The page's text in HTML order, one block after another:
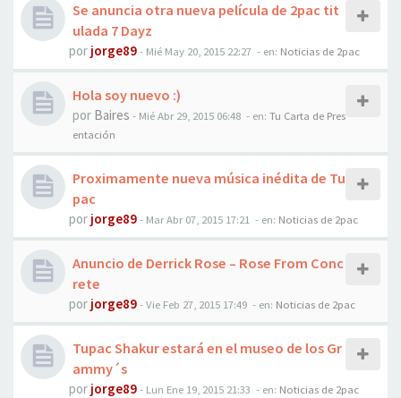
Se anuncia otra nueva película de 2pac tit
ulada 7 Dayz
por jorge89- Mié May 20, 2015 22:27 - en: Noticias de 2pac
Hola soy nuevo :)
por Baires - Mié Abr 29, 2015 06:48 - en: Tu Carta de Pres
entación
Proximamente nueva música inédita de Tu
pac
por jorge89- Mar Abr 07, 2015 17:21 - en: Noticias de 2pac
Anuncio de Derrick Rose – Rose From Conc
rete
por jorge89-Vie Feb 27, 2015 17:49 - en: Noticias de 2pac
Tupac Shakur estará en el museo de los Gr
ammy´s
por jorge89- Lun Ene 19, 2015 21:33 - en: Noticias de 2pac